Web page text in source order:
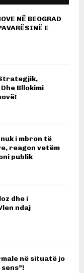
NË BEOGRAD
E
Bllokimi
i mbron të
reagon vetëm
publik
dhe i
ndaj
në situatë jo